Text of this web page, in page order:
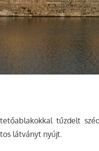
tűzdelt
látványt nyújt.